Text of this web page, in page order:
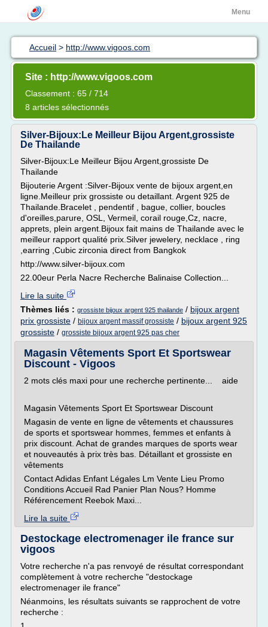
Menu
Accueil > http://www.vigoos.com
Site : http://www.vigoos.com
Classement : 65 / 714
8 articles sélectionnés
Silver-Bijoux:Le Meilleur Bijou Argent,grossiste
De Thailande
Silver-Bijoux:Le Meilleur Bijou Argent,grossiste De
Thailande
Bijouterie Argent :Silver-Bijoux vente de bijoux argent,en
ligne.Meilleur prix grossiste ou detaillant. Argent 925 de
Thailande.Bracelet , pendentif , bague, collier, boucles
d'oreilles,parure, OSL, Vermeil, corail rouge,Cz, nacre,
apprets, plein argent.Bijoux fait mains de Thailande avec le
meilleur rapport qualité prix.Silver jewelery, necklace , ring
,earring ,Cubic zirconia direct from Bangkok
http://www.silver-bijoux.com
22.00eur Perla Nacre Recherche Balinaise Collection...
Lire la suite
Thèmes liés : grossiste bijoux argent 925 thailande / bijoux argent
prix grossiste / bijoux argent massif grossiste / bijoux argent 925
grossiste / grossiste bijoux argent 925 pas cher
Magasin Vêtements Sport Et Sportswear
Discount - Vigoos
2 mots clés maxi pour une recherche pertinente... aide
Magasin Vêtements Sport Et Sportswear Discount
Magasin de vente en ligne de vêtements et chaussures
de sports et sportswear hommes, femmes et enfants à
prix discount. Achat de grandes marques de sports wear
et nouveautés à prix très bas. Détaillant et grossiste en
vêtements
Contact Adidas Enfant Légales Lm Vente Lieu Promo
Conditions Accueil Rad Panier Plan Nous? Homme
Référencement Reebok Maxi...
Lire la suite
Destockage electromenager ile france sur
vigoos
Votre recherche n'a pas renvoyé de résultat correspondant
complètement à votre recherche "destockage
electromenager ile france"
Néanmoins, les résultats suivants se rapprochent de votre
recherche :